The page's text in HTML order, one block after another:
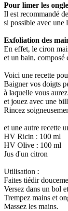
Pour limer les
Il est recommandé
si possible avec une
Exfoliation des
En effet, le ciron
et un bain, composé
Voici une recette
Baigner vos doigts
à laquelle vous
et jouez avec une
Rincez
et une autre recette
HV Ricin : 100 ml
HV Olive : 100 ml
Jus d'un citron
Utilisation :
Faites tiédir
Versez dans un bol
Trempez mains et
Massez les mains.